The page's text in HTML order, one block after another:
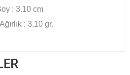
: 3.10 cm
: 3.10 gr.